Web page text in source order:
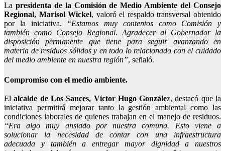
La presidenta de la Comisión de Medio Ambiente del Consejo
Regional, Marisol Wickel, valoró el respaldo transversal obtenido
por la iniciativa.
“Estamos muy contentos como Comisión y
también como Consejo Regional. Agradecer al Gobernador la
disposición permanente que tiene para seguir avanzando en
materia de residuos sólidos y en todo lo relacionado con el cuidado
del medio ambiente en nuestra región”, señaló.
Compromiso con el medio ambiente.
Elalcalde de Los Sauces, Víctor Hugo González, destacó que la
iniciativa permitirá mejorar tanto la gestión ambiental como las
condiciones laborales de quienes trabajan en el manejo de residuos.
“Era algo muy ansiado por nuestra comuna. Esto viene a
solucionar la necesidad de contar con una infraestructura
adecuada y también a entregar mayor dignidad a nuestros